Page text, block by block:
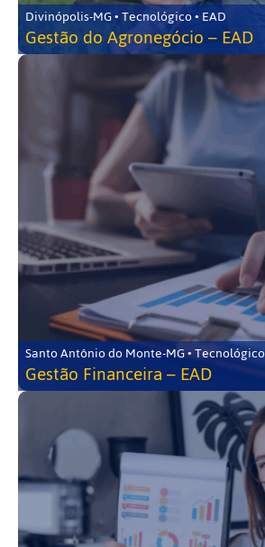
Divinópolis-MG • Tecnológico • EAD
Gestão do Agronegócio – EAD
Santo Antônio do Monte-MG • Tecnológico
Gestão Financeira – EAD